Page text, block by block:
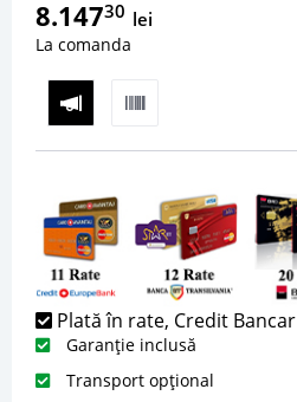
8.14730 lei
La comanda
Plată în rate, Credit Bancar
Garanție inclusă
Transport opțional